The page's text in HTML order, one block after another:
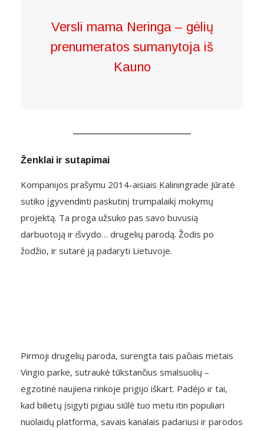
Versli mama Neringa – gėlių
prenumeratos sumanytoja iš
Kauno
Ženklai ir sutapimai
Kompanijos prašymu 2014-aisiais Kaliningrade Jūratė
sutiko įgyvendinti paskutinį trumpalaikį mokymų
projektą. Ta proga užsuko pas savo buvusią
darbuotoją ir išvydo… drugelių parodą. Žodis po
žodžio, ir sutarė ją padaryti Lietuvoje.
Pirmoji drugelių paroda, surengta tais pačiais metais
Vingio parke, sutraukė tūkstančius smalsuolių –
egzotinė naujiena rinkoje prigijo iškart. Padėjo ir tai,
kad bilietų įsigyti pigiau siūlė tuo metu itin populiari
nuolaidų platforma, savais kanalais padariusi ir parodos